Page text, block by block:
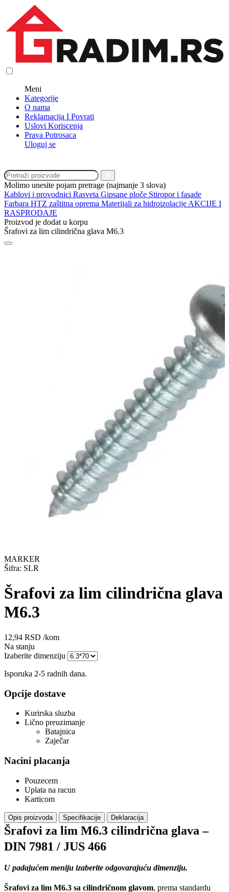
Meni
Kategorije
O nama
Reklamacija I Povrati
Uslovi Koriscenja
Prava Potrosaca
Uloguj se
Molimo unesite pojam pretrage (najmanje 3 slova)
Kablovi i provodnici Rasveta Gipsane ploče Stiropor i fasade
Farbara HTZ zaštitna oprema Materijali za hidroizolacije AKCIJE I
RASPRODAJE
Proizvod je dodat u korpu
Šrafovi za lim cilindrična glava M6.3
MARKER
Šifra: SLR
Šrafovi za lim cilindrična glava
M6.3
12,94 RSD /kom
Na stanju
Izaberite dimenziju
Isporuka 2-5 radnih dana.
Opcije dostave
Kurirska sluzba
Lično preuzimanje
Batajnica
Zaječar
Nacini placanja
Pouzecem
Uplata na racun
Karticom
Opis proizvoda Specifikacije Deklaracija
Šrafovi za lim M6.3 cilindrična glava –
DIN 7981 / JUS 466
U padajućem meniju izaberite odgovarajuću dimenziju.
Šrafovi za lim M6.3 sa cilindričnom glavom, prema standardu